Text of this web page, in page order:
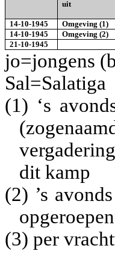
uit
14-10-1945
Omgeving (1)
14-10-1945
Omgeving (2)
21-10-1945
jo=jongens
Sal=Salatiga
(1) ‘s
dit kamp
(2) ’s
(3) per